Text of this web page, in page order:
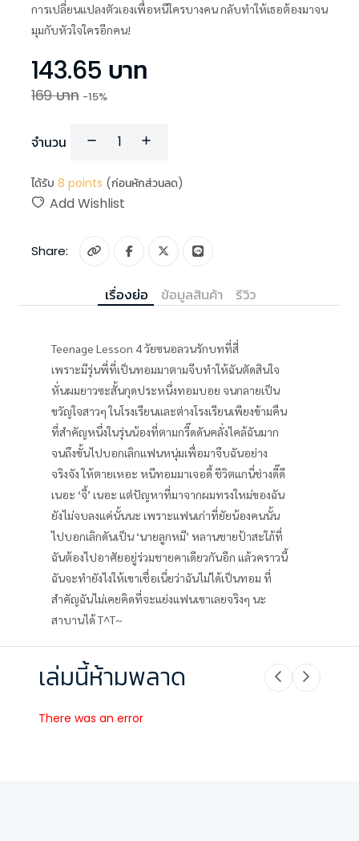
การเปลี่ยนแปลงตัวเองเพื่อหนีใครบางคน กลับทำให้เธอต้องมาจน
มุมกับหัวใจใครอีกคน!
143.65 บาท
169บาท -15%
จำนวน
ได้รับ 8 points (ก่อนหักส่วนลด)
Add Wishlist
Share:
เรื่องย่อ ข้อมูลสินค้า รีวิว
Teenage Lesson 4 วัยซนอลวนรักบทที่สี่
เพราะมีรุ่นพี่ที่เป็นทอมมาตามจีบทำให้ฉันตัดสินใจ
หั่นผมยาวซะสั้นกุดประหนึ่งทอมบอย จนกลายเป็น
ขวัญใจสาวๆ ในโรงเรียนและต่างโรงเรียนเพียงข้ามคืน
ที่สำคัญหนึ่งในรุ่นน้องที่ตามกรี๊ดดันคลั่งไคล้ฉันมาก
จนถึงขั้นไปบอกเลิกแฟนหนุ่มเพื่อมาจีบฉันอย่าง
จริงจัง ให้ตายเหอะ หนีทอมมาเจอดี้ ชีวิตแกนี่ช่างดี๊ดี
เนอะ ‘จี้’ เนอะ แต่ปัญหาที่มาจากผมทรงใหม่ของฉัน
ยังไม่จบลงแค่นั้นนะ เพราะแฟนเก่าที่ยัยน้องคนนั้น
ไปบอกเลิกดันเป็น ‘นายลูกหมี’ หลานชายป้าสะใภ้ที่
ฉันต้องไปอาศัยอยู่ร่วมชายคาเดียวกันอีก แล้วคราวนี้
ฉันจะทำยังไงให้เขาเชื่อเนี่ยว่าฉันไม่ได้เป็นทอม ที่
สำคัญฉันไม่เคยคิดที่จะแย่งแฟนเขาเลยจริงๆ นะ
สาบานได้ T^T~
เล่มนี้ห้ามพลาด
There was an error